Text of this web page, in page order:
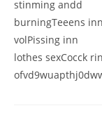
stinming andd
burningTeeens
volPissing inn
lothes sexCocck